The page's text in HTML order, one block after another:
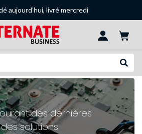
aujourd'hui, livré mercredi
des dernières
solutions